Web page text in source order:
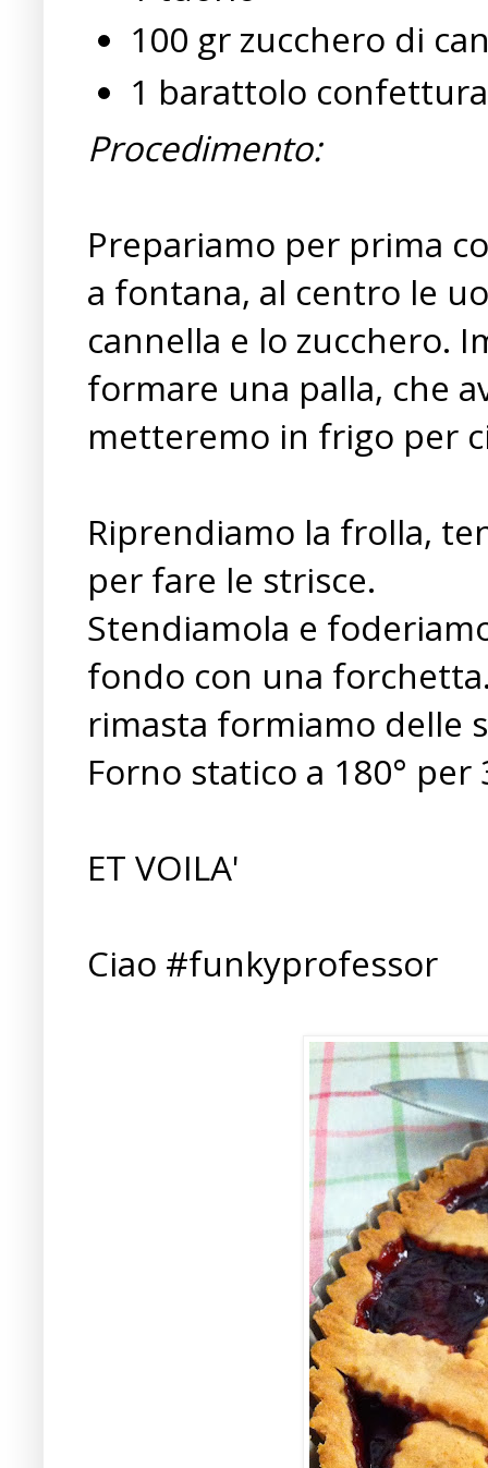
100 gr zucchero di
1 barattolo
Procedimento:
Prepariamo per prima
a fontana, al centro le
cannella e lo zucchero.
formare una palla, che
metteremo in frigo per
Riprendiamo la frolla,
per fare le strisce.
Stendiamola e
fondo con una
rimasta formiamo delle
Forno statico a 180°
ET VOILA'
Ciao #funkyprofessor